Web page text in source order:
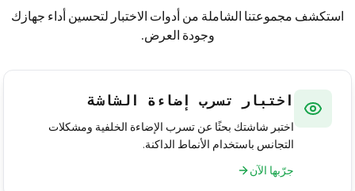
استكشف مجموعتنا الشاملة من أدوات الاختبار لتحسين أداء جهازك
وجودة العرض.
اختبار تسرب إضاءة الشاشة
اختبر شاشتك بحثًا عن تسرب الإضاءة الخلفية ومشكلات
التجانس باستخدام الأنماط الداكنة.
جرّبها الآن